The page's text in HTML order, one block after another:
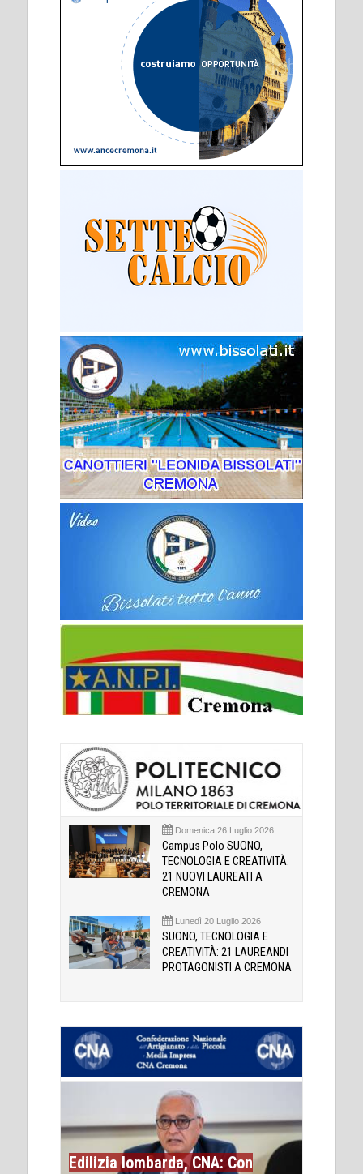
Domenica 26 Luglio 2026
Campus Polo SUONO,
TECNOLOGIA E CREATIVITÀ:
21 NUOVI LAUREATI A
CREMONA
Lunedì 20 Luglio 2026
SUONO, TECNOLOGIA E
CREATIVITÀ: 21 LAUREANDI
PROTAGONISTI A CREMONA
Edilizia lombarda, CNA: Con